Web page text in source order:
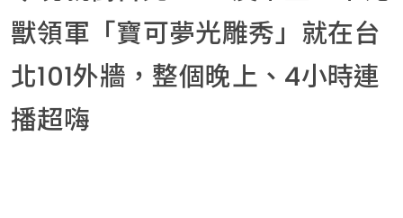
獸領軍「寶可夢光雕秀」就在台
北101外牆，整個晚上、4小時連
播超嗨